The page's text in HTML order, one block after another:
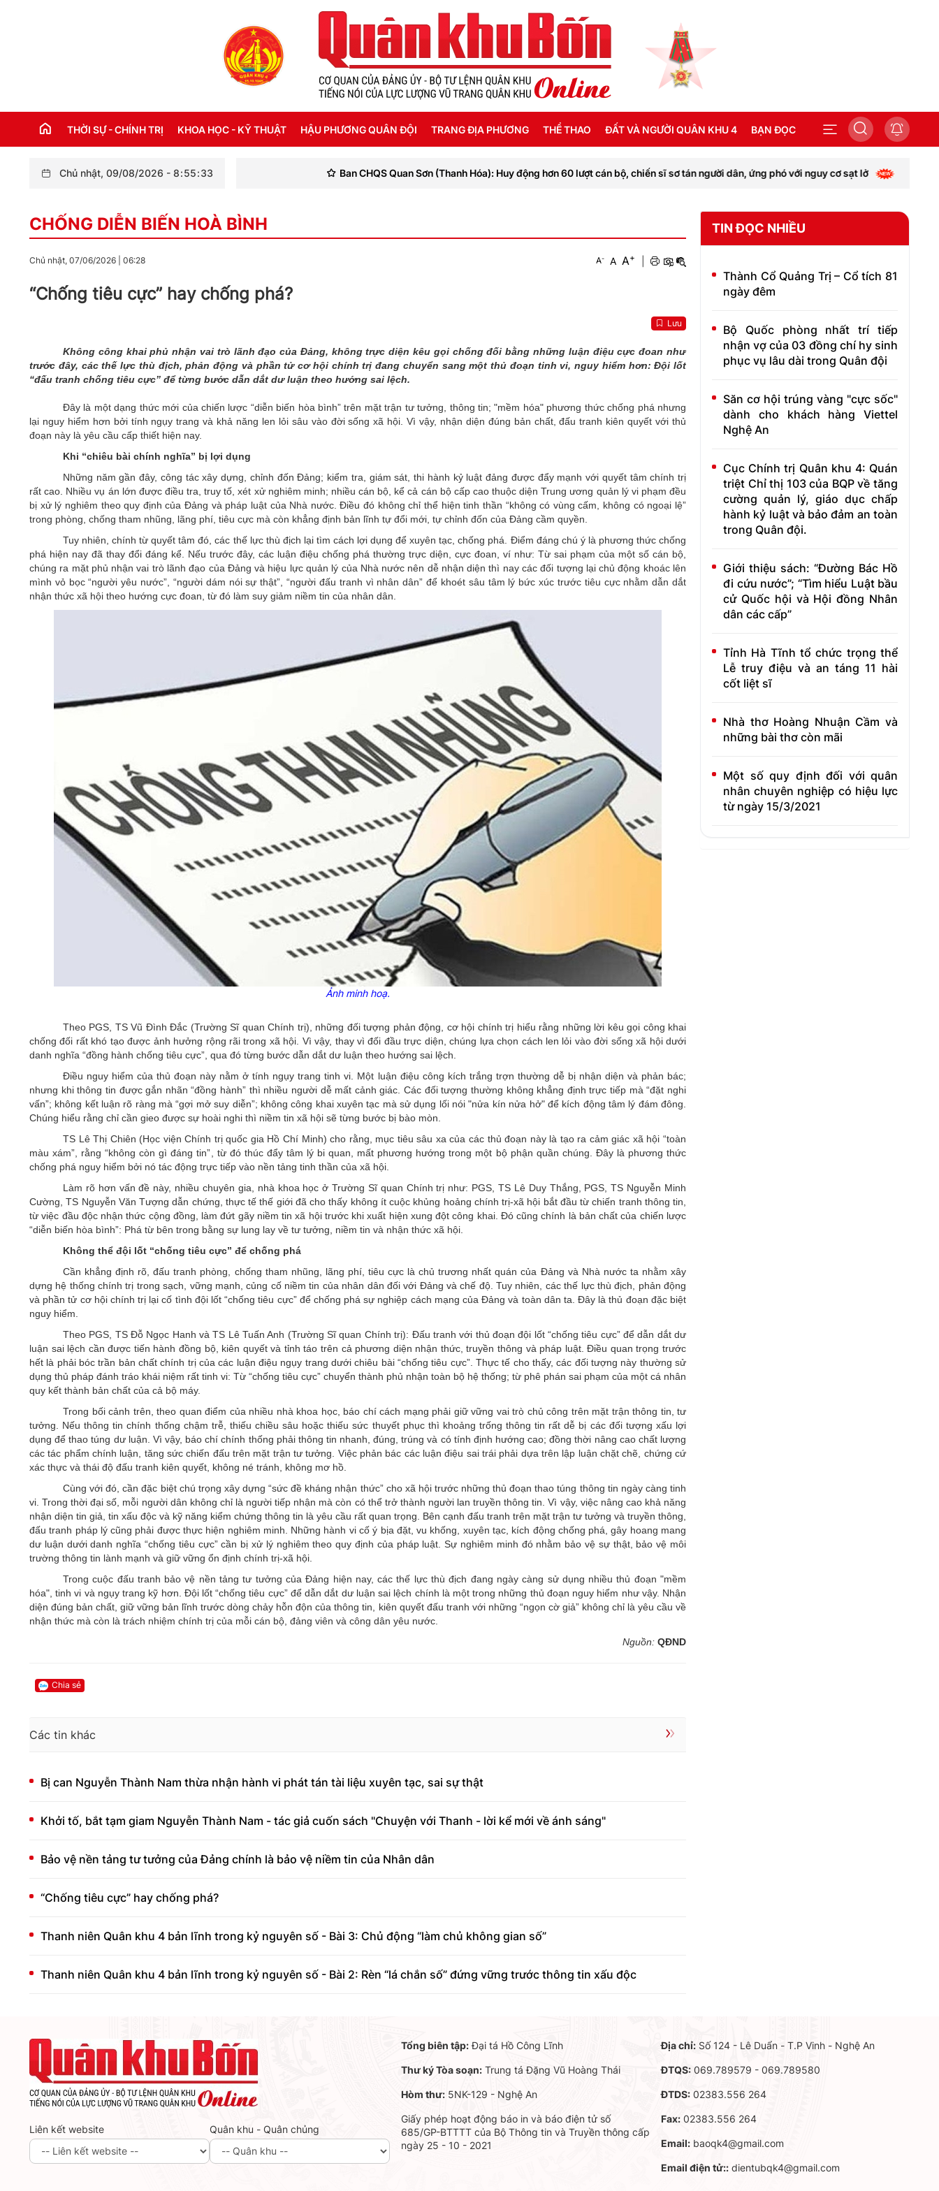
THỜI SỰ - CHÍNH TRỊ
THỜI SỰ QUỐC TẾ
KỶ NIỆM 110 NĂM NGÀY BÁC HỒ RA ĐI
CHÀO MỪNG KỶ NIỆM 75 NĂM NGÀY
TRUYỀN THỐNG LỰC LƯỢNG VŨ TRANG
QUÂN KHU 4 (15/10/1945 - 15/10/2020)
KHOA HỌC - KỸ THUẬT HẬU PHƯƠNG QUÂN ĐỘI TRANG ĐỊA PHƯƠNG THỂ THAO ĐẤT VÀ NGƯỜI QUÂN KHU 4 BẠN ĐỌC
Chủ nhật, 09/08/2026 - 8:55:34 Ban CHQS Quan Sơn (Thanh Hóa): Huy động hơn 60 lượt cán bộ, chiến sĩ sơ tán người dân, ứng phó với nguy cơ sạt lở Nghệ An:
CHỐNG DIỄN BIẾN HOÀ BÌNH
Chủ nhật, 07/06/2026 06:28 A- A A+
“Chống tiêu cực” hay chống phá?
Lưu
Không công khai phủ nhận vai trò lãnh đạo của Đảng, không trực diện kêu gọi chống đối bằng những luận điệu cực đoan như
trước đây, các thế lực thù địch, phản động và phần tử cơ hội chính trị đang chuyển sang một thủ đoạn tinh vi, nguy hiểm hơn: Đội lốt
“đấu tranh chống tiêu cực” để từng bước dẫn dắt dư luận theo hướng sai lệch.
Đây là một dạng thức mới của chiến lược “diễn biến hòa bình” trên mặt trận tư tưởng, thông tin; "mềm hóa" phương thức chống phá nhưng
lại nguy hiểm hơn bởi tính ngụy trang và khả năng len lỏi sâu vào đời sống xã hội. Vì vậy, nhận diện đúng bản chất, đấu tranh kiên quyết với thủ
đoạn này là yêu cầu cấp thiết hiện nay.
Khi “chiêu bài chính nghĩa” bị lợi dụng
Những năm gần đây, công tác xây dựng, chỉnh đốn Đảng; kiểm tra, giám sát, thi hành kỷ luật đảng được đẩy mạnh với quyết tâm chính trị
rất cao. Nhiều vụ án lớn được điều tra, truy tố, xét xử nghiêm minh; nhiều cán bộ, kể cả cán bộ cấp cao thuộc diện Trung ương quản lý vi phạm đều
bị xử lý nghiêm theo quy định của Đảng và pháp luật của Nhà nước. Điều đó không chỉ thể hiện tinh thần “không có vùng cấm, không có ngoại lệ”
trong phòng, chống tham nhũng, lãng phí, tiêu cực mà còn khẳng định bản lĩnh tự đổi mới, tự chỉnh đốn của Đảng cầm quyền.
Tuy nhiên, chính từ quyết tâm đó, các thế lực thù địch lại tìm cách lợi dụng để xuyên tạc, chống phá. Điểm đáng chú ý là phương thức chống
phá hiện nay đã thay đổi đáng kể. Nếu trước đây, các luận điệu chống phá thường trực diện, cực đoan, ví như: Từ sai phạm của một số cán bộ,
chúng ra mặt phủ nhận vai trò lãnh đạo của Đảng và hiệu lực quản lý của Nhà nước nên dễ nhận diện thì nay các đối tượng lại chủ động khoác lên
mình vỏ bọc “người yêu nước”, “người dám nói sự thật”, “người đấu tranh vì nhân dân” để khoét sâu tâm lý bức xúc trước tiêu cực nhằm dẫn dắt
nhận thức xã hội theo hướng cực đoan, từ đó làm suy giảm niềm tin của nhân dân.
Ảnh minh hoạ.
Theo PGS, TS Vũ Đình Đắc (Trường Sĩ quan Chính trị), những đối tượng phản động, cơ hội chính trị hiểu rằng những lời kêu gọi công khai
chống đối rất khó tạo được ảnh hưởng rộng rãi trong xã hội. Vì vậy, thay vì đối đầu trực diện, chúng lựa chọn cách len lỏi vào đời sống xã hội dưới
danh nghĩa “đồng hành chống tiêu cực”, qua đó từng bước dẫn dắt dư luận theo hướng sai lệch.
Điều nguy hiểm của thủ đoạn này nằm ở tính ngụy trang tinh vi. Một luận điệu công kích trắng trợn thường dễ bị nhận diện và phản bác;
nhưng khi thông tin được gắn nhãn “đồng hành” thì nhiều người dễ mất cảnh giác. Các đối tượng thường không khẳng định trực tiếp mà “đặt nghi
vấn”; không kết luận rõ ràng mà “gợi mở suy diễn”; không công khai xuyên tạc mà sử dụng lối nói "nửa kín nửa hở" để kích động tâm lý đám đông.
Chúng hiểu rằng chỉ cần gieo được sự hoài nghi thì niềm tin xã hội sẽ từng bước bị bào mòn.
TS Lê Thị Chiên (Học viện Chính trị quốc gia Hồ Chí Minh) cho rằng, mục tiêu sâu xa của các thủ đoạn này là tạo ra cảm giác xã hội “toàn
màu xám”, rằng “không còn gì đáng tin”, từ đó thúc đẩy tâm lý bi quan, mất phương hướng trong một bộ phận quần chúng. Đây là phương thức
chống phá nguy hiểm bởi nó tác động trực tiếp vào nền tảng tinh thần của xã hội.
Làm rõ hơn vấn đề này, nhiều chuyên gia, nhà khoa học ở Trường Sĩ quan Chính trị như: PGS, TS Lê Duy Thắng, PGS, TS Nguyễn Minh
Cường, TS Nguyễn Văn Tượng dẫn chứng, thực tế thế giới đã cho thấy không ít cuộc khủng hoảng chính trị-xã hội bắt đầu từ chiến tranh thông tin,
từ việc đầu độc nhận thức cộng đồng, làm đứt gãy niềm tin xã hội trước khi xuất hiện xung đột công khai. Đó cũng chính là bản chất của chiến lược
“diễn biến hòa bình”: Phá từ bên trong bằng sự lung lay về tư tưởng, niềm tin và nhận thức xã hội.
Không thể đội lốt “chống tiêu cực” để chống phá
Cần khẳng định rõ, đấu tranh phòng, chống tham nhũng, lãng phí, tiêu cực là chủ trương nhất quán của Đảng và Nhà nước ta nhằm xây
dựng hệ thống chính trị trong sạch, vững mạnh, củng cố niềm tin của nhân dân đối với Đảng và chế độ. Tuy nhiên, các thế lực thù địch, phản động
và phần tử cơ hội chính trị lại cố tình đội lốt “chống tiêu cực” để chống phá sự nghiệp cách mạng của Đảng và toàn dân ta. Đây là thủ đoạn đặc biệt
nguy hiểm.
Theo PGS, TS Đỗ Ngọc Hanh và TS Lê Tuấn Anh (Trường Sĩ quan Chính trị): Đấu tranh với thủ đoạn đội lốt “chống tiêu cực” để dẫn dắt dư
luận sai lệch cần được tiến hành đồng bộ, kiên quyết và tỉnh táo trên cả phương diện nhận thức, truyền thông và pháp luật. Điều quan trọng trước
hết là phải bóc trần bản chất chính trị của các luận điệu ngụy trang dưới chiêu bài “chống tiêu cực”. Thực tế cho thấy, các đối tượng này thường sử
dụng thủ pháp đánh tráo khái niệm rất tinh vi: Từ “chống tiêu cực” chuyển thành phủ nhận toàn bộ hệ thống; từ phê phán sai phạm của một cá nhân
quy kết thành bản chất của cả bộ máy.
Trong bối cảnh trên, theo quan điểm của nhiều nhà khoa học, báo chí cách mạng phải giữ vững vai trò chủ công trên mặt trận thông tin, tư
tưởng. Nếu thông tin chính thống chậm trễ, thiếu chiều sâu hoặc thiếu sức thuyết phục thì khoảng trống thông tin rất dễ bị các đối tượng xấu lợi
dụng để thao túng dư luận. Vì vậy, báo chí chính thống phải thông tin nhanh, đúng, trúng và có tính định hướng cao; đồng thời nâng cao chất lượng
các tác phẩm chính luận, tăng sức chiến đấu trên mặt trận tư tưởng. Việc phản bác các luận điệu sai trái phải dựa trên lập luận chặt chẽ, chứng cứ
xác thực và thái độ đấu tranh kiên quyết, không né tránh, không mơ hồ.
Cùng với đó, cần đặc biệt chú trọng xây dựng “sức đề kháng nhận thức” cho xã hội trước những thủ đoạn thao túng thông tin ngày càng tinh
vi. Trong thời đại số, mỗi người dân không chỉ là người tiếp nhận mà còn có thể trở thành người lan truyền thông tin. Vì vậy, việc nâng cao khả năng
nhận diện tin giả, tin xấu độc và kỹ năng kiểm chứng thông tin là yêu cầu rất quan trọng. Bên cạnh đấu tranh trên mặt trận tư tưởng và truyền thông,
đấu tranh pháp lý cũng phải được thực hiện nghiêm minh. Những hành vi cố ý bịa đặt, vu khống, xuyên tạc, kích động chống phá, gây hoang mang
dư luận dưới danh nghĩa “chống tiêu cực” cần bị xử lý nghiêm theo quy định của pháp luật. Sự nghiêm minh đó nhằm bảo vệ sự thật, bảo vệ môi
trường thông tin lành mạnh và giữ vững ổn định chính trị-xã hội.
Trong cuộc đấu tranh bảo vệ nền tảng tư tưởng của Đảng hiện nay, các thế lực thù địch đang ngày càng sử dụng nhiều thủ đoạn "mềm
hóa", tinh vi và ngụy trang kỹ hơn. Đội lốt “chống tiêu cực” để dẫn dắt dư luận sai lệch chính là một trong những thủ đoạn nguy hiểm như vậy. Nhận
diện đúng bản chất, giữ vững bản lĩnh trước dòng chảy hỗn độn của thông tin, kiên quyết đấu tranh với những “ngọn cờ giả” không chỉ là yêu cầu về
nhận thức mà còn là trách nhiệm chính trị của mỗi cán bộ, đảng viên và công dân yêu nước.
Nguồn: QĐND
Chia sẻ
Các tin khác
Bị can Nguyễn Thành Nam thừa nhận hành vi phát tán tài liệu xuyên tạc, sai sự thật
Khởi tố, bắt tạm giam Nguyễn Thành Nam - tác giả cuốn sách "Chuyện với Thanh - lời kể mới về ánh sáng"
Bảo vệ nền tảng tư tưởng của Đảng chính là bảo vệ niềm tin của Nhân dân
“Chống tiêu cực” hay chống phá?
Thanh niên Quân khu 4 bản lĩnh trong kỷ nguyên số - Bài 3: Chủ động “làm chủ không gian số”
Thanh niên Quân khu 4 bản lĩnh trong kỷ nguyên số - Bài 2: Rèn “lá chắn số” đứng vững trước thông tin xấu độc
TIN ĐỌC NHIỀU
Thành Cổ Quảng Trị – Cổ tích 81
ngày đêm
Bộ Quốc phòng nhất trí tiếp
nhận vợ của 03 đồng chí hy sinh
phục vụ lâu dài trong Quân đội
Săn cơ hội trúng vàng "cực sốc"
dành cho khách hàng Viettel
Nghệ An
Cục Chính trị Quân khu 4: Quán
triệt Chỉ thị 103 của BQP về tăng
cường quản lý, giáo dục chấp
hành kỷ luật và bảo đảm an toàn
trong Quân đội.
Giới thiệu sách: “Đường Bác Hồ
đi cứu nước”; “Tìm hiểu Luật bầu
cử Quốc hội và Hội đồng Nhân
dân các cấp”
Tỉnh Hà Tĩnh tổ chức trọng thể
Lễ truy điệu và an táng 11 hài
cốt liệt sĩ
Nhà thơ Hoàng Nhuận Cầm và
những bài thơ còn mãi
Một số quy định đối với quân
nhân chuyên nghiệp có hiệu lực
từ ngày 15/3/2021
Liên kết website Quân khu - Quân chủng
Tổng biên tập:Đại tá Hồ Công Lĩnh
Thư ký Tòa soạn:Trung tá Đặng Vũ Hoàng Thái
Hòm thư:5NK-129 - Nghệ An
Giấy phép hoạt động báo in và báo điện tử số
685/GP-BTTTT của Bộ Thông tin và Truyền thông cấp
ngày 25 - 10 - 2021
Địa chỉ:Số 124 - Lê Duẩn - T.P Vinh - Nghệ An
ĐTQS:069.789579 - 069.789580
ĐTDS:02383.556 264
Fax:02383.556 264
Email:baoqk4@gmail.com
Email điện tử::dientubqk4@gmail.com